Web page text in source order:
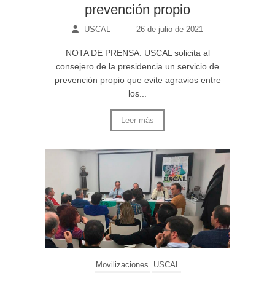
prevención propio
USCAL – 26 de julio de 2021
NOTA DE PRENSA: USCAL solicita al
consejero de la presidencia un servicio de
prevención propio que evite agravios entre
los...
Leer más
Movilizaciones USCAL